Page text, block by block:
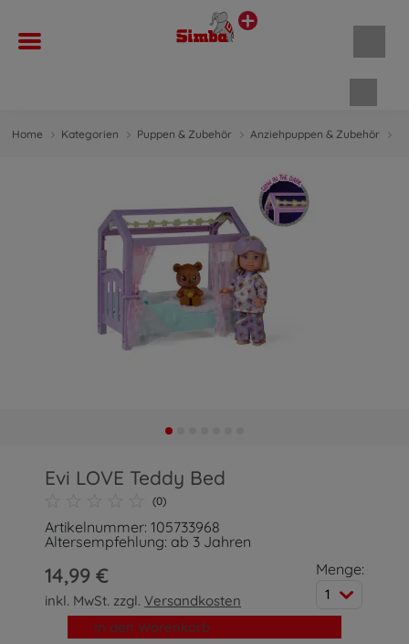
Home Kategorien Puppen & Zubehör Anziehpuppen & Zubehör
Evi LOVE Teddy Bed
(0)
Artikelnummer: 105733968
Altersempfehlung: ab 3 Jahren
14,99 €
inkl. MwSt. zzgl.Versandkosten
Menge:
1
In den Warenkorb